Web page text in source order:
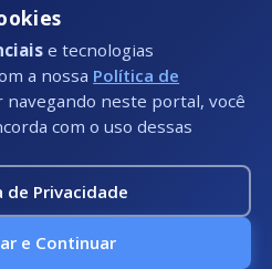
©: 2026
e tecnologias
a nossa Política de
navegando neste portal, você
com o uso dessas
de Privacidade
e Continuar